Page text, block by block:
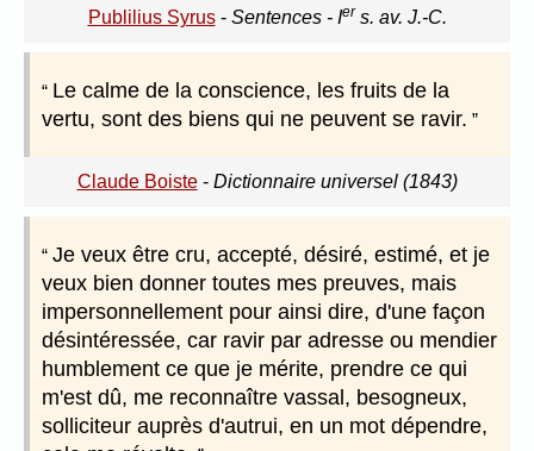
Publilius Syrus- Sentences - Ier s. av. J.-C.
Le calme de la conscience, les fruits de la
vertu, sont des biens qui ne peuvent se ravir.
Claude Boiste- Dictionnaire universel (1843)
Je veux être cru, accepté, désiré, estimé, et je
veux bien donner toutes mes preuves, mais
impersonnellement pour ainsi dire, d'une façon
désintéressée, car ravir par adresse ou mendier
humblement ce que je mérite, prendre ce qui
m'est dû, me reconnaître vassal, besogneux,
solliciteur auprès d'autrui, en un mot dépendre,